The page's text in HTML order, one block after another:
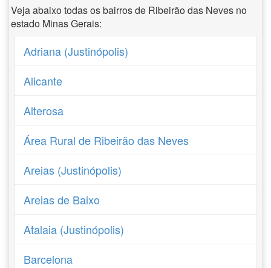
Veja abaixo todas os bairros de Ribeirão das Neves no
estado Minas Gerais:
Adriana (Justinópolis)
Alicante
Alterosa
Área Rural de Ribeirão das Neves
Areias (Justinópolis)
Areias de Baixo
Atalaia (Justinópolis)
Barcelona